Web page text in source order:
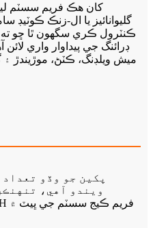
گليوانائيز يا ال-زنڪ ڪوٽيڊ
ڪنٽرول ڪري سگهون ٿا ڇو ته
ڊرائنگ جي پيداوار واري
ميش ويلڊنگ، ڪٽڻ، موڙيندڙ
پکين جو وڏو
ويندو آهي،